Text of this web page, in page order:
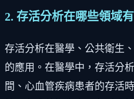
2. 存活分析在哪些領域
存活分析在醫學、公共衛生
的應用。在醫學中，存活分
間、心血管疾病患者的存活